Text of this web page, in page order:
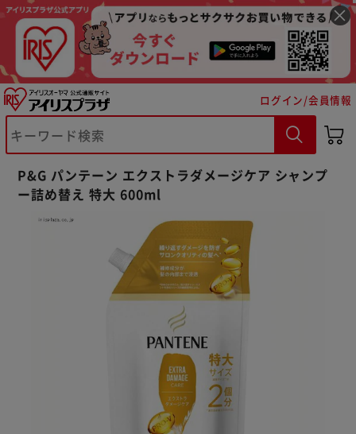
ログイン/会員情報
P&G パンテーン エクストラダメージケア シャンプ
ー詰め替え 特大 600ml
※ご確認ください
カートに入れる